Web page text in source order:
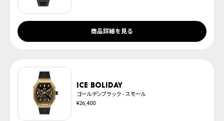
商品詳細を見る
ICE boliday
ゴールデンブラック - スモール
¥26,400